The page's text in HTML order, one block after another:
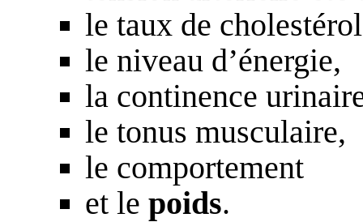
le taux de
le niveau d’énergie,
la continence
le tonus musculaire,
le comportement
et le poids.